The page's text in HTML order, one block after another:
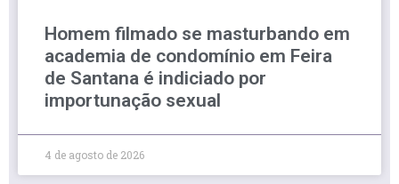
Homem filmado se masturbando em
academia de condomínio em Feira
de Santana é indiciado por
importunação sexual
4 de agosto de 2026